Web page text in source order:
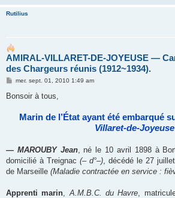
Rutilius
AMIRAL-VILLARET-DE-JOYEUSE ―
des Chargeurs réunis (1912~1934).
M
s
mer. sept. 01, 2010 1:49 am
Bonsoir à tous,
Marin de l’État ayant été embarqué
Villaret-de-Joyeuse
― MAROUBY Jean, né le 10 avril 1898 à
domicilié à Treignac (– d°–) , décédé le 27
de Marseille (Maladie contractée en service :
Apprenti marin A.M.B.C. du Havre ,